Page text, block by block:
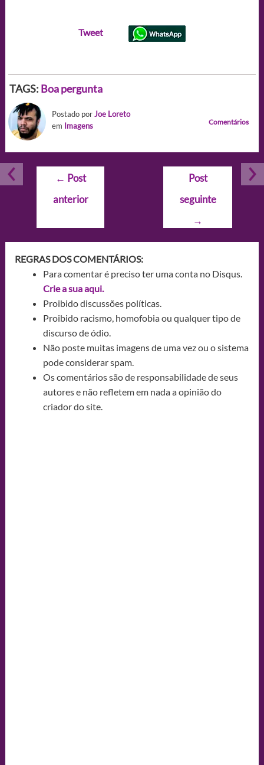
Tweet
TAGS: Boa pergunta
Postado porJoe Loreto
em Imagens Comentários
Navegação
Post
← Post
anterior
Post
seguinte
→
REGRAS DOS COMENTÁRIOS:
Para comentar é preciso ter uma conta no Disqus.
Crie a sua aqui.
Proibido discussões políticas.
Proibido racismo, homofobia ou qualquer tipo de
discurso de ódio.
Não poste muitas imagens de uma vez ou o sistema
pode considerar spam.
Os comentários são de responsabilidade de seus
autores e não refletem em nada a opinião do
criador do site.